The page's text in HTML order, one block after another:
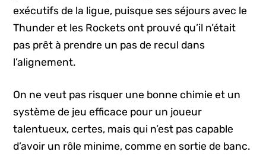
exécutifs de la ligue, puisque ses séjours avec le
Thunder et les Rockets ont prouvé qu’il n’était
pas prêt à prendre un pas de recul dans
l’alignement.
On ne veut pas risquer une bonne chimie et un
système de jeu efficace pour un joueur
talentueux, certes, mais qui n’est pas capable
d’avoir un rôle minime, comme en sortie de banc.